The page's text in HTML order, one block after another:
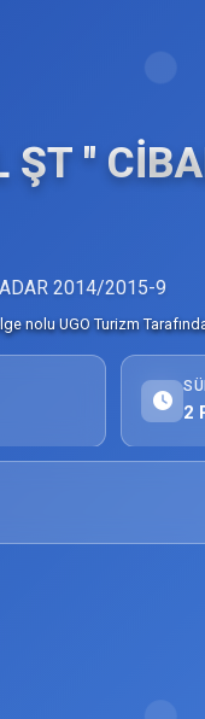
ŞT ''
2014/2015-9
nolu UGO Turizm
2